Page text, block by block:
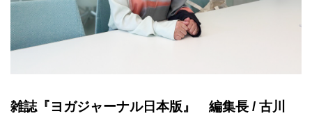
雑誌『ヨガジャーナル日本版』 編集長 / 古川